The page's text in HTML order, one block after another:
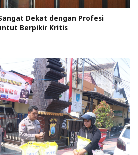
Dekat dengan Profesi
Berpikir Kritis